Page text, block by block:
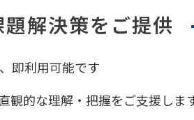
解決策をご提供
即利用可能です
観的な理解・把握をご支援しま